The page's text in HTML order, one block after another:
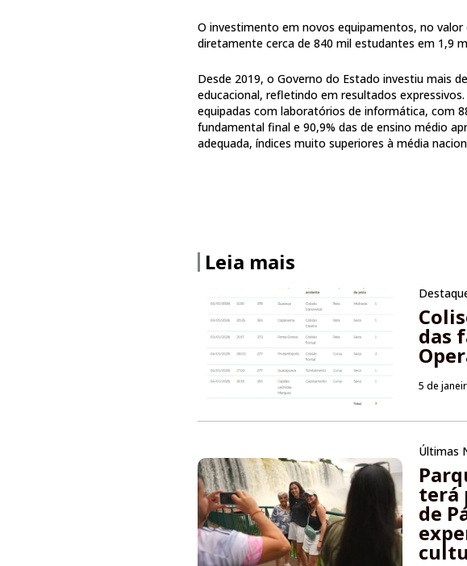
O investimento em novos equipamentos, no valor
diretamente cerca de 840 mil estudantes em 1,9
Desde 2019, o Governo do Estado investiu mais
educacional, refletindo em resultados
equipadas com laboratórios de informática, com
fundamental final e 90,9% das de ensino médio
adequada, índices muito superiores à média
Leia mais
das
5 de
Últimas
terá
de